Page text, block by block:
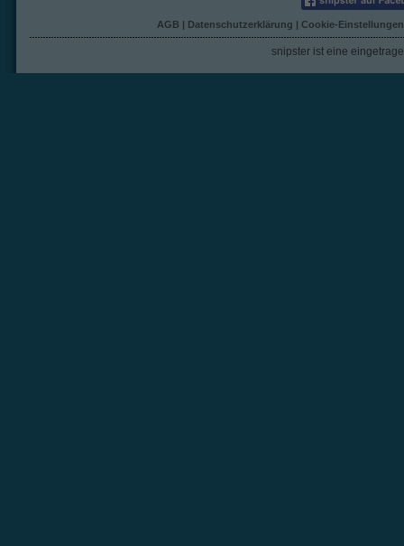
AGB | Datenschutzerklärung | Cookie-Einstellungen
snipster ist eine